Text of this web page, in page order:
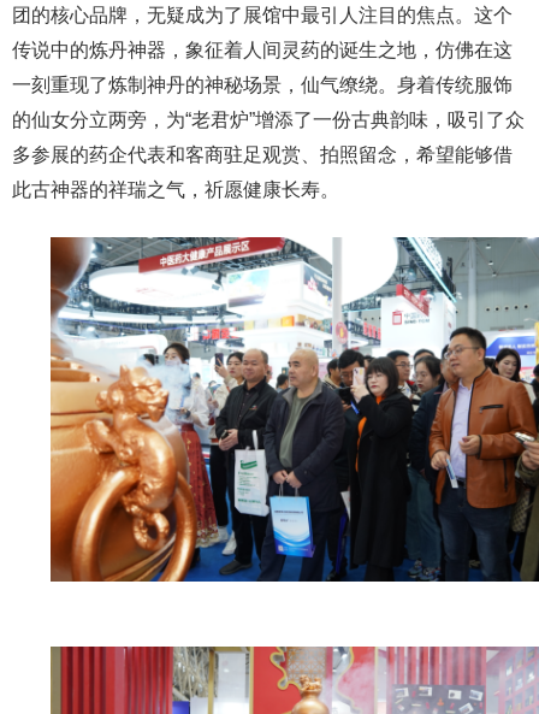
团的核心品牌，无疑成为了展馆中最引人注目的焦点。这个
传说中的炼丹神器，象征着人间灵药的诞生之地，仿佛在这
一刻重现了炼制神丹的神秘场景，仙气缭绕。身着传统服饰
的仙女分立两旁，为“老君炉”增添了一份古典韵味，吸引了众
多参展的药企代表和客商驻足观赏、拍照留念，希望能够借
此古神器的祥瑞之气，祈愿健康长寿。